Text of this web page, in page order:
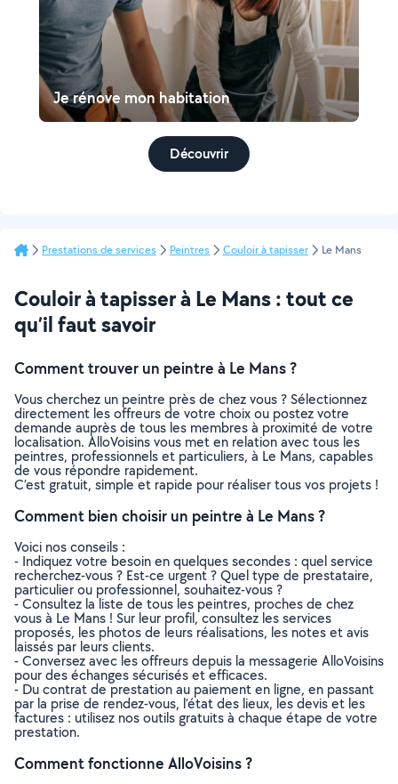
Je rénove mon habitation
Découvrir
Prestations de services Peintres Couloir à tapisser Le Mans
Couloir à tapisser à Le Mans : tout ce
qu’il faut savoir
Comment trouver un peintre à Le Mans ?
Vous cherchez un peintre près de chez vous ? Sélectionnez
directement les offreurs de votre choix ou postez votre
demande auprès de tous les membres à proximité de votre
localisation. AlloVoisins vous met en relation avec tous les
peintres, professionnels et particuliers, à Le Mans, capables
de vous répondre rapidement.
C’est gratuit, simple et rapide pour réaliser tous vos projets !
Comment bien choisir un peintre à Le Mans ?
Voici nos conseils :
- Indiquez votre besoin en quelques secondes : quel service
recherchez-vous ? Est-ce urgent ? Quel type de prestataire,
particulier ou professionnel, souhaitez-vous ?
- Consultez la liste de tous les peintres, proches de chez
vous à Le Mans ! Sur leur profil, consultez les services
proposés, les photos de leurs réalisations, les notes et avis
laissés par leurs clients.
- Conversez avec les offreurs depuis la messagerie AlloVoisins
pour des échanges sécurisés et efficaces.
- Du contrat de prestation au paiement en ligne, en passant
par la prise de rendez-vous, l’état des lieux, les devis et les
factures : utilisez nos outils gratuits à chaque étape de votre
prestation.
Comment fonctionne AlloVoisins ?